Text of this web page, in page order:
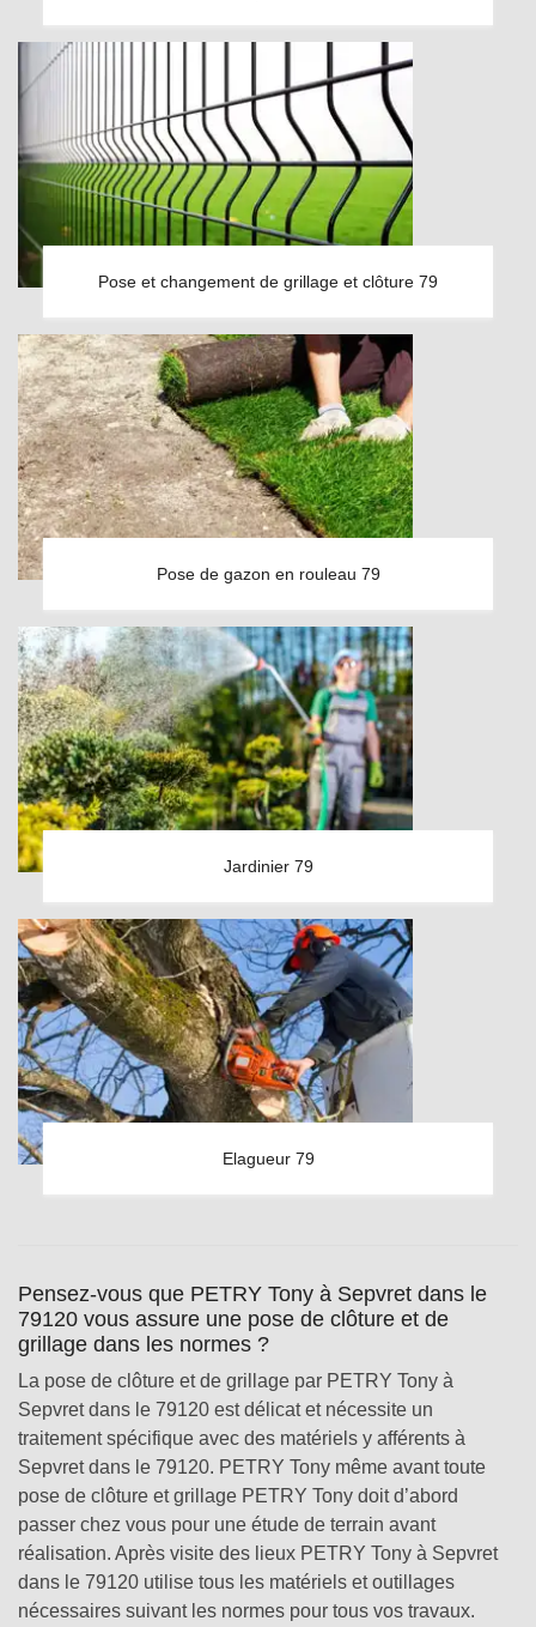
Pose et changement de grillage et clôture 79
Pose de gazon en rouleau 79
Jardinier 79
Elagueur 79
Pensez-vous que PETRY Tony à Sepvret dans le
79120 vous assure une pose de clôture et de
grillage dans les normes ?
La pose de clôture et de grillage par PETRY Tony à
Sepvret dans le 79120 est délicat et nécessite un
traitement spécifique avec des matériels y afférents à
Sepvret dans le 79120. PETRY Tony même avant toute
pose de clôture et grillage PETRY Tony doit d’abord
passer chez vous pour une étude de terrain avant
réalisation. Après visite des lieux PETRY Tony à Sepvret
dans le 79120 utilise tous les matériels et outillages
nécessaires suivant les normes pour tous vos travaux.